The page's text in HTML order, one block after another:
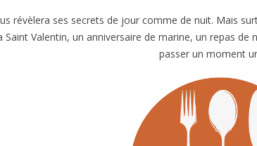
révèlera ses secrets de jour comme de nuit. Mais
Valentin, un anniversaire de marine, un repas
passer un moment